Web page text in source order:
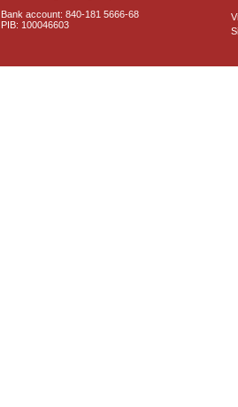
Bank account: 840-181 5666-68
PIB: 100046603